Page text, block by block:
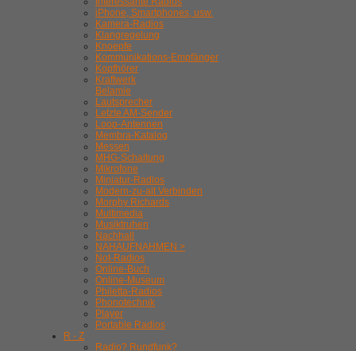
iPhone, Smartphones, usw.
Kamera-Radios
Klangregelung
Knoepfe
Kommunikations-Empfänger
Kopfhörer
Kraftwerk
Belamie
Lautsprecher
Letzte AM-Sender
Loop-Antennen
Membra-Katalog
Messen
MHG-Schaltung
Mikrofone
Miniatur-Radios
Modern-zu-alt Verbinden
Morphy Richards
Multimedia
Musiktruhen
Nachhall
NAHAUFNAHMEN >
Not-Radios
Online-Buch
Online-Museum
Philetta-Radios
Phonotechnik
Player
Portable Radios
R - Z
Radio? Rundfunk?